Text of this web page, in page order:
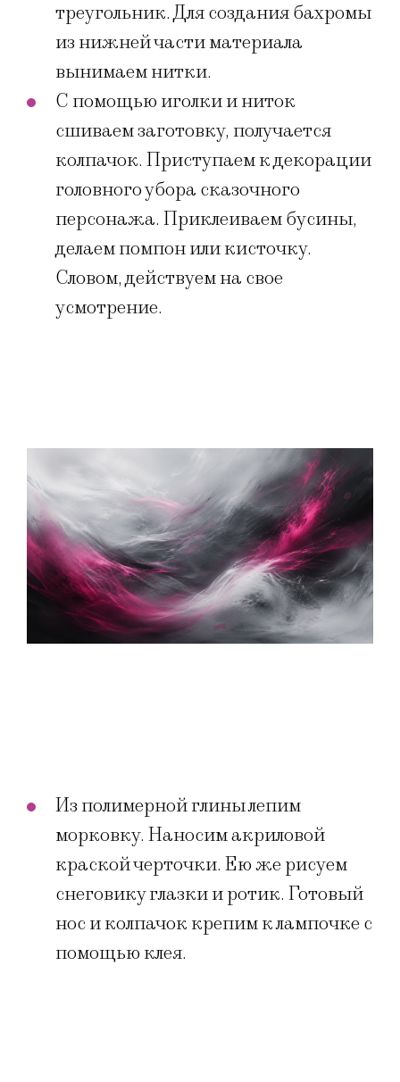
треугольник. Для создания бахромы
из нижней части материала
вынимаем нитки.
С помощью иголки и ниток
сшиваем заготовку, получается
колпачок. Приступаем к декорации
головного убора сказочного
персонажа. Приклеиваем бусины,
делаем помпон или кисточку.
Словом, действуем на свое
усмотрение.
Из полимерной глины лепим
морковку. Наносим акриловой
краской черточки. Ею же рисуем
снеговику глазки и ротик. Готовый
нос и колпачок крепим к лампочке с
помощью клея.